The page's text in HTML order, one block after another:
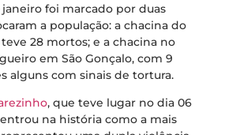
foi marcado por duas
a população: a chacina do
28 mortos; e a chacina no
em São Gonçalo, com 9
alguns com sinais de tortura.
, que teve lugar no dia 06
na história como a mais